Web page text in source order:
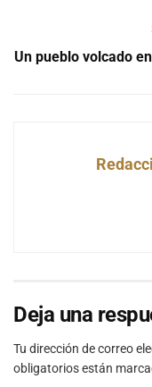
Un pueblo volcado
Deja una
Tu dirección de correo
obligatorios están